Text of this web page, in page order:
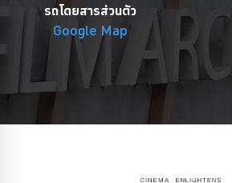
รถโดยสารส่วนตัว
Google Map